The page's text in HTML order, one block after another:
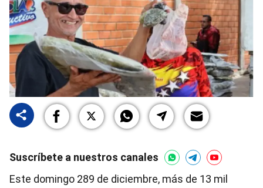
Suscríbete a nuestros canales
Este domingo 289 de diciembre, más de 13 mil